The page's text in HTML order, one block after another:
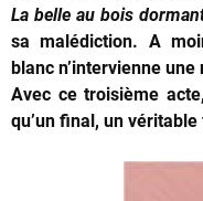
La belle au bois
sa malédiction. A
blanc n’intervienne
Avec ce troisième
qu’un final, un